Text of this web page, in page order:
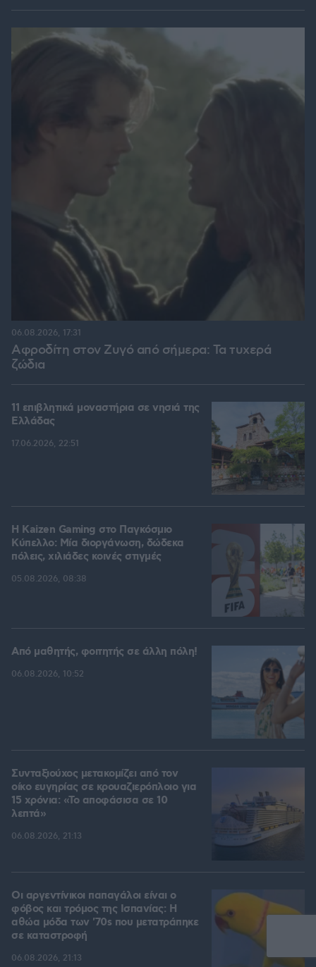
Αφροδίτη στον Ζυγό από σήμερα: Τα τυχερά
ζώδια
06.08.2026, 17:31
11 επιβλητικά μοναστήρια σε νησιά της
Ελλάδας
17.06.2026, 22:51
H Kaizen Gaming στο Παγκόσμιο
Kύπελλο: Μία διοργάνωση, δώδεκα
πόλεις, χιλιάδες κοινές στιγμές
05.08.2026, 08:38
Από μαθητής, φοιτητής σε άλλη πόλη!
06.08.2026, 10:52
Συνταξιούχος μετακομίζει από τον
οίκο ευγηρίας σε κρουαζιερόπλοιο για
15 χρόνια: «Το αποφάσισα σε 10
λεπτά»
06.08.2026, 21:13
Οι αργεντίνικοι παπαγάλοι είναι ο
φόβος και τρόμος της Ισπανίας: Η
αθώα μόδα των '70s που μετατράπηκε
σε καταστροφή
06.08.2026, 21:13